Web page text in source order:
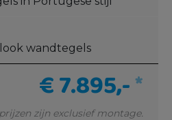
wandtegels
€ 7.895,-*
zijn exclusief montage.